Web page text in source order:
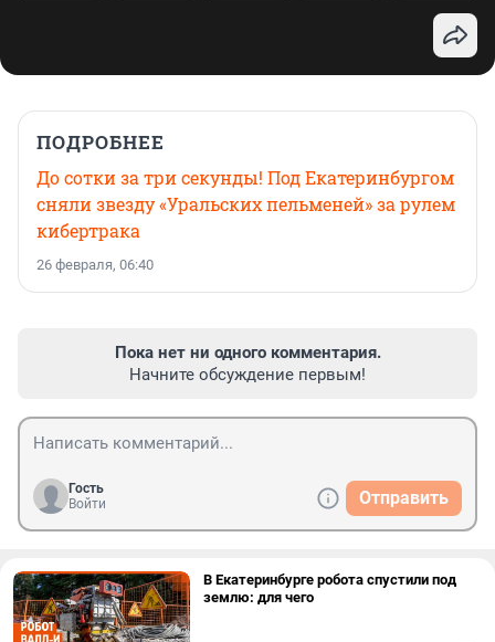
ПОДРОБНЕЕ
До сотки за три секунды! Под Екатеринбургом
сняли звезду «Уральских пельменей» за рулем
кибертрака
26 февраля, 06:40
Пока нет ни одного комментария.
Начните обсуждение первым!
Гость
Войти
Отправить
В Екатеринбурге робота спустили под
землю: для чего